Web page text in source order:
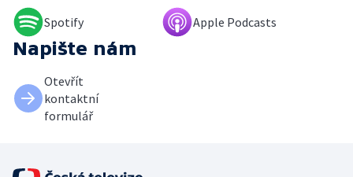
Spotify Apple Podcasts
Napište nám
Otevřít
kontaktní
formulář